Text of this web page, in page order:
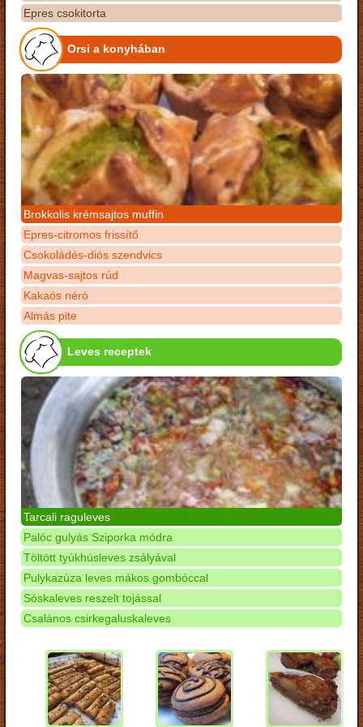
Epres csokitorta
Orsi a konyhában
Brokkolis krémsajtos muffin
Epres-citromos frissítő
Csokoládés-diós szendvics
Magvas-sajtos rúd
Kakaós néró
Almás pite
Leves receptek
Tarcali raguleves
Palóc gulyás Sziporka módra
Töltött tyúkhúsleves zsályával
Pulykazúza leves mákos gombóccal
Sóskaleves reszelt tojással
Csalános csirkegaluskaleves